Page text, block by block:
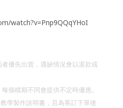
watch?v=Pnp9QQqYHoI
優先出貨，遇缺情況會以退款或
個檔期不同會提供不定時優惠。
學製作說明書，且為客訂下單後